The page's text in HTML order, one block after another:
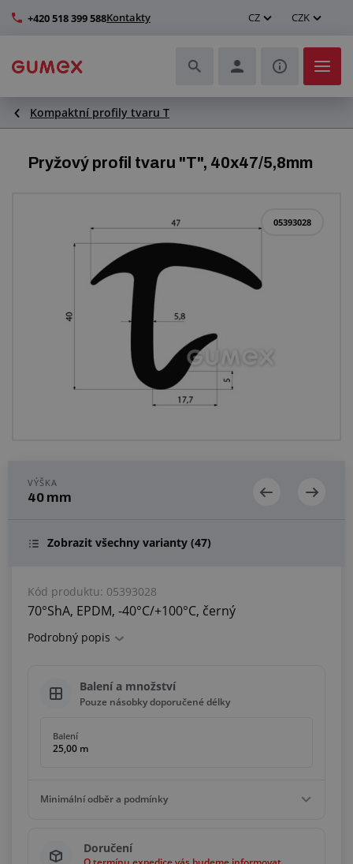
+420 518 399 588Kontakty CZ CZK
Hadice a jejich kompletace
Profily a výroba těsnění
Dopravníkové pásy a montáž
Zlepšení pracovního prostředí
Další pryžové a plastové výrobky
Kompaktní profily tvaru T
Pryžový profil tvaru "T", 40x47/5,8mm
05393028
VÝŠKA
40 mm
Zobrazit všechny varianty (47)
Kód produktu: 05393028
70°ShA, EPDM, -40°C/+100°C, černý
Podrobný popis
Balení a množství
Pouze násobky doporučené délky
Balení
25,00 m
Minimální odběr a podmínky
25,00 mDoručení